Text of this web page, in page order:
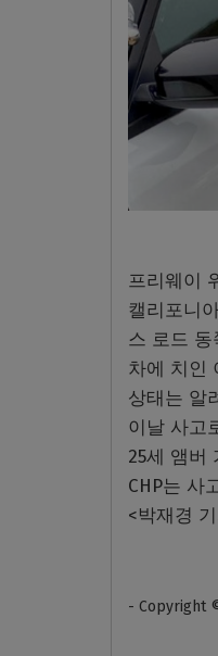
프리웨이
캘리포니
스 로드 동
차에 치인
상태는 알
이날 사고
25세 앰버
CHP는 사
<박재경
- Copyright